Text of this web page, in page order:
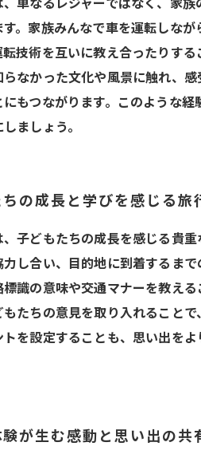
、単なるレジャーではなく、家
す。家族みんなで車を運転しな
転技術を互いに教え合ったりす
なかった文化や風景に触れ、
もつながります。このような
ましょう。
の成長と学びを感じる旅
、子どもたちの成長を感じる貴
力し合い、目的地に到着するま
標識の意味や交通マナーを教え
たちの意見を取り入れること
トを設定することも、思い出を
が生む感動と思い出の共